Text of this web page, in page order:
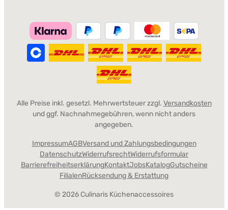
Alle Preise inkl. gesetzl. Mehrwertsteuer zzgl. Versandkosten
und ggf. Nachnahmegebühren, wenn nicht anders
angegeben.
© 2026 Culinaris Küchenaccessoires
ImpressumAGBVersand und Zahlungsbedingungen
DatenschutzWiderrufsrechtWiderrufsformular
BarrierefreiheitserklärungKontaktJobsKatalogGutscheine
FilialenRücksendung & Erstattung